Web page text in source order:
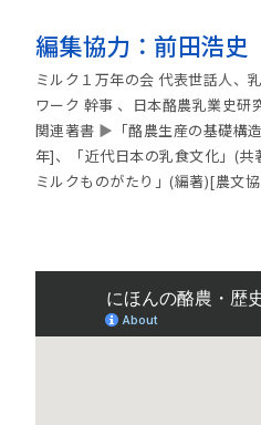
編集協力：前田浩史
ミルク１万年の会 代表世話人、
ワーク 幹事 、日本酪農乳業史研
関連著書 ▶ 「酪農生産の基礎構
年]、「近代日本の乳食文化」(
ミルクものがたり」(編著)[農文